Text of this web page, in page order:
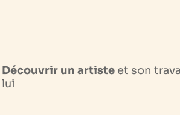
Découvrir un artiste et son
lui